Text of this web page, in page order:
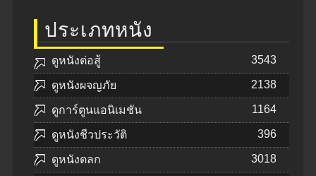
ประเภทหนัง
ดูหนังต่อสู้ 3543
ดูหนังผจญภัย 2138
ดูการ์ตูนแอนิเมชัน 1164
ดูหนังชีวประวัติ 396
ดูหนังตลก 3018